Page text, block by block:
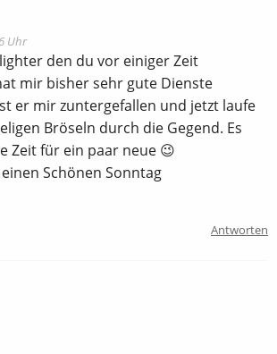
Uhr
den du vor einiger Zeit
mir bisher sehr gute Dienste
er mir zuntergefallen und jetzt laufe
Bröseln durch die Gegend. Es
Zeit für ein paar neue 😉
Schönen Sonntag
Antworten